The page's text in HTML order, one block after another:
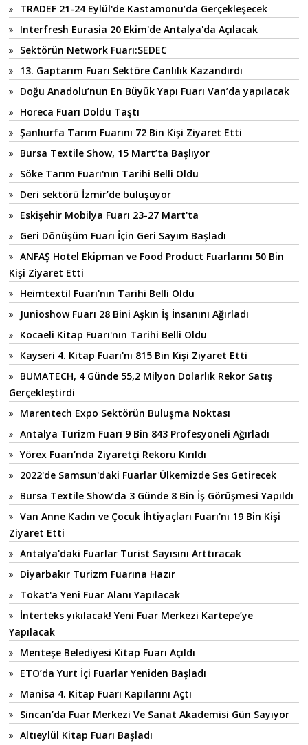
TRADEF 21-24 Eylül'de Kastamonu’da Gerçekleşecek
Interfresh Eurasia 20 Ekim'de Antalya'da Açılacak
Sektörün Network Fuarı:SEDEC
13. Gaptarım Fuarı Sektöre Canlılık Kazandırdı
Doğu Anadolu’nun En Büyük Yapı Fuarı Van’da yapılacak
Horeca Fuarı Doldu Taştı
Şanlıurfa Tarım Fuarını 72 Bin Kişi Ziyaret Etti
Bursa Textile Show, 15 Mart’ta Başlıyor
Söke Tarım Fuarı'nın Tarihi Belli Oldu
Deri sektörü İzmir’de buluşuyor
Eskişehir Mobilya Fuarı 23-27 Mart'ta
Geri Dönüşüm Fuarı İçin Geri Sayım Başladı
ANFAŞ Hotel Ekipman ve Food Product Fuarlarını 50 Bin
Kişi Ziyaret Etti
Heimtextil Fuarı'nın Tarihi Belli Oldu
Junioshow Fuarı 28 Bini Aşkın İş İnsanını Ağırladı
Kocaeli Kitap Fuarı'nın Tarihi Belli Oldu
Kayseri 4. Kitap Fuarı'nı 815 Bin Kişi Ziyaret Etti
BUMATECH, 4 Günde 55,2 Milyon Dolarlık Rekor Satış
Gerçekleştirdi
Marentech Expo Sektörün Buluşma Noktası
Antalya Turizm Fuarı 9 Bin 843 Profesyoneli Ağırladı
Yörex Fuarı’nda Ziyaretçi Rekoru Kırıldı
2022'de Samsun'daki Fuarlar Ülkemizde Ses Getirecek
Bursa Textile Show’da 3 Günde 8 Bin İş Görüşmesi Yapıldı
Van Anne Kadın ve Çocuk İhtiyaçları Fuarı'nı 19 Bin Kişi
Ziyaret Etti
Antalya'daki Fuarlar Turist Sayısını Arttıracak
Diyarbakır Turizm Fuarına Hazır
Tokat'a Yeni Fuar Alanı Yapılacak
İnterteks yıkılacak! Yeni Fuar Merkezi Kartepe’ye
Yapılacak
Menteşe Belediyesi Kitap Fuarı Açıldı
ETO’da Yurt İçi Fuarlar Yeniden Başladı
Manisa 4. Kitap Fuarı Kapılarını Açtı
Sincan’da Fuar Merkezi Ve Sanat Akademisi Gün Sayıyor
Altıeylül Kitap Fuarı Başladı